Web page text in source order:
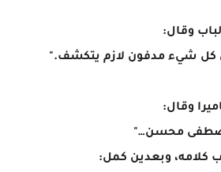
وقال:
كل شيء مدفون لازم يتكشف."
وقال:
محسن…"
كلامه، وبعدين كمل: